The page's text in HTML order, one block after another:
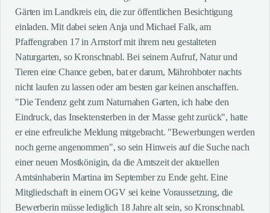
Gärten im Landkreis ein, die zur öffentlichen Besichtigung
einladen. Mit dabei seien Anja und Michael Falk, am
Pfaffengraben 17 in Arnstorf mit ihrem neu gestalteten
Naturgarten, so Kronschnabl. Bei seinem Aufruf, Natur und
Tieren eine Chance geben, bat er darum, Mährohboter nachts
nicht laufen zu lassen oder am besten gar keinen anschaffen.
"Die Tendenz geht zum Naturnahen Garten, ich habe den
Eindruck, das Insektensterben in der Masse geht zurück", hatte
er eine erfreuliche Meldung mitgebracht. "Bewerbungen werden
noch gerne angenommen", so sein Hinweis auf die Suche nach
einer neuen Mostkönigin, da die Amtszeit der aktuellen
Amtsinhaberin Martina im September zu Ende geht. Eine
Mitgliedschaft in einem OGV sei keine Voraussetzung, die
Bewerberin müsse lediglich 18 Jahre alt sein, so Kronschnabl.